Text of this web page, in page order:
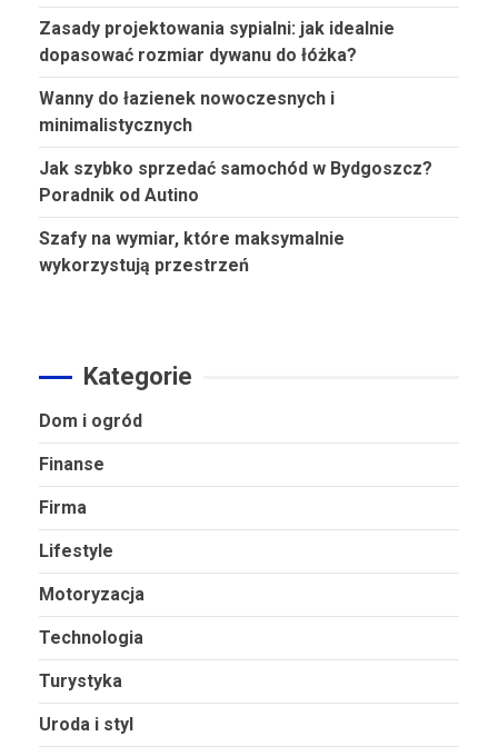
Zasady projektowania sypialni: jak idealnie
dopasować rozmiar dywanu do łóżka?
Wanny do łazienek nowoczesnych i
minimalistycznych
Jak szybko sprzedać samochód w Bydgoszcz?
Poradnik od Autino
Szafy na wymiar, które maksymalnie
wykorzystują przestrzeń
Kategorie
Dom i ogród
Finanse
Firma
Lifestyle
Motoryzacja
Technologia
Turystyka
Uroda i styl